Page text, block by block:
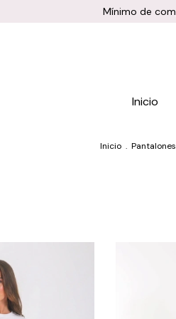
Mínimo de
Inicio
Inicio . Pantalones